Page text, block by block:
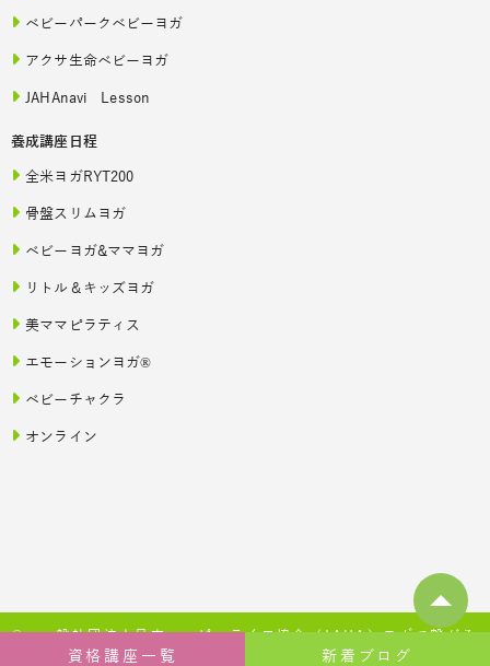
ベビーパークベビーヨガ
アクサ生命ベビーヨガ
JAHAnavi Lesson
養成講座日程
全米ヨガRYT200
骨盤スリムヨガ
ベビーヨガ&ママヨガ
リトル＆キッズヨガ
美ママピラティス
エモーションヨガ®
ベビーチャクラ
オンライン
© 一般社団法人日本ハッピーライフ協会（JAHA）ヨガで繋がる
幸せ, 2020–2026 All Rights Reserved.
新着ブログ
資格講座一覧